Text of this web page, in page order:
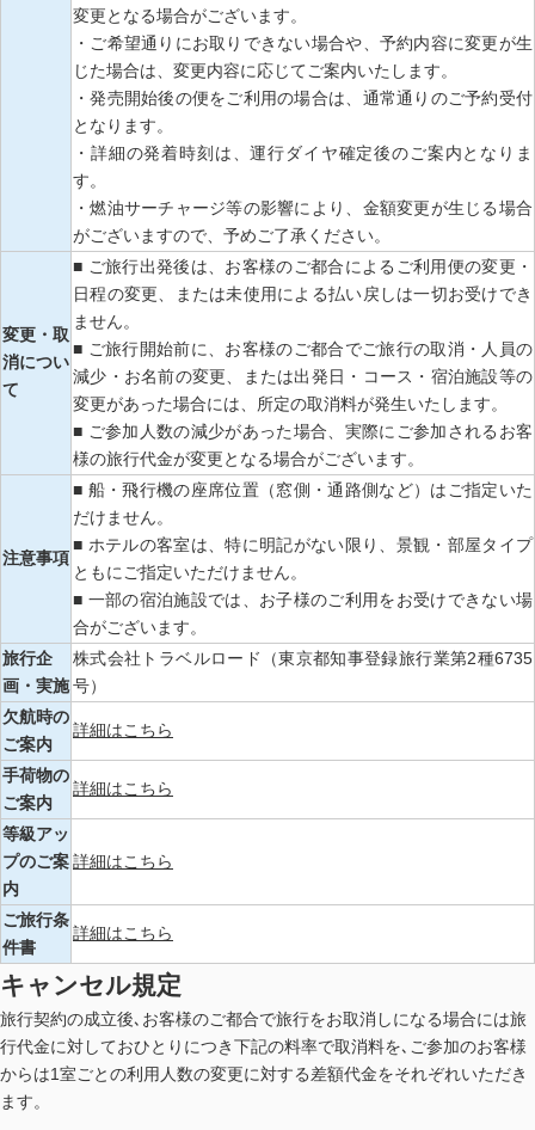
変更となる場合がございます。
・ご希望通りにお取りできない場合や、予約内容に変更が生
じた場合は、変更内容に応じてご案内いたします。
・発売開始後の便をご利用の場合は、通常通りのご予約受付
となります。
・詳細の発着時刻は、運行ダイヤ確定後のご案内となりま
す。
・燃油サーチャージ等の影響により、金額変更が生じる場合
がございますので、予めご了承ください。
変更・取
消につい
て
■ ご旅行出発後は、お客様のご都合によるご利用便の変更・
日程の変更、または未使用による払い戻しは一切お受けでき
ません。
■ ご旅行開始前に、お客様のご都合でご旅行の取消・人員の
減少・お名前の変更、または出発日・コース・宿泊施設等の
変更があった場合には、所定の取消料が発生いたします。
■ ご参加人数の減少があった場合、実際にご参加されるお客
様の旅行代金が変更となる場合がございます。
注意事項
■ 船・飛行機の座席位置（窓側・通路側など）はご指定いた
だけません。
■ ホテルの客室は、特に明記がない限り、景観・部屋タイプ
ともにご指定いただけません。
■ 一部の宿泊施設では、お子様のご利用をお受けできない場
合がございます。
旅行企
画・実施
株式会社トラベルロード（東京都知事登録旅行業第2種6735
号）
欠航時の
ご案内
詳細はこちら
手荷物の
ご案内
詳細はこちら
等級アッ
プのご案
内
詳細はこちら
ご旅行条
件書
詳細はこちら
キャンセル規定
旅行契約の成立後､お客様のご都合で旅行をお取消しになる場合には旅
行代金に対しておひとりにつき下記の料率で取消料を､ご参加のお客様
からは1室ごとの利用人数の変更に対する差額代金をそれぞれいただき
ます。